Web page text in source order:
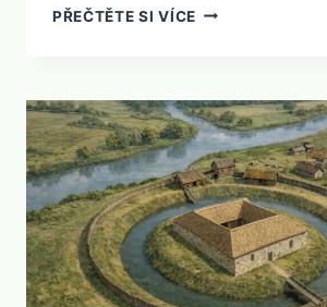
PŘEČTĚTE SI VÍCEBAČKOVICE